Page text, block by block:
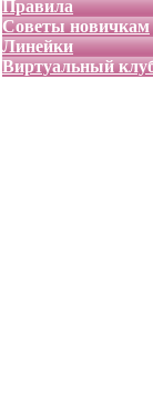
Правила
Советы новичкам
Линейки
Виртуальный